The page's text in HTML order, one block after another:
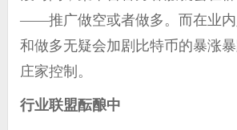
——推广做空或者做多。而在业内
和做多无疑会加剧比特币的暴涨
庄家控制。
行业联盟酝酿中